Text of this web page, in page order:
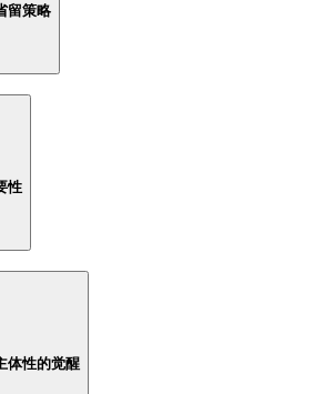
留策略
性
体性的觉醒